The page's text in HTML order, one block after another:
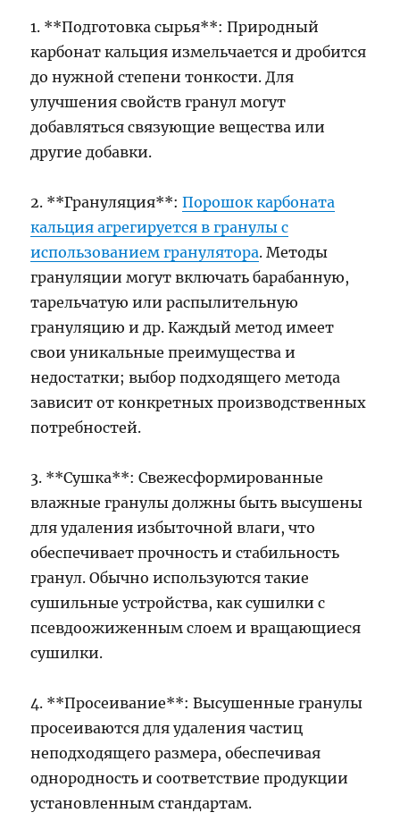
1. **Подготовка сырья**: Природный
карбонат кальция измельчается и дробится
до нужной степени тонкости. Для
улучшения свойств гранул могут
добавляться связующие вещества или
другие добавки.
2. **Грануляция**:Порошок карбоната
кальция агрегируется в гранулы с
использованием гранулятора. Методы
грануляции могут включать барабанную,
тарельчатую или распылительную
грануляцию и др. Каждый метод имеет
свои уникальные преимущества и
недостатки; выбор подходящего метода
зависит от конкретных производственных
потребностей.
3. **Сушка**: Свежесформированные
влажные гранулы должны быть высушены
для удаления избыточной влаги, что
обеспечивает прочность и стабильность
гранул. Обычно используются такие
сушильные устройства, как сушилки с
псевдоожиженным слоем и вращающиеся
сушилки.
4. **Просеивание**: Высушенные гранулы
просеиваются для удаления частиц
неподходящего размера, обеспечивая
однородность и соответствие продукции
установленным стандартам.